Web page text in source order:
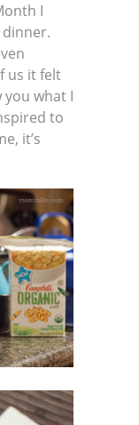
I
us it felt
you what I
to
it’s